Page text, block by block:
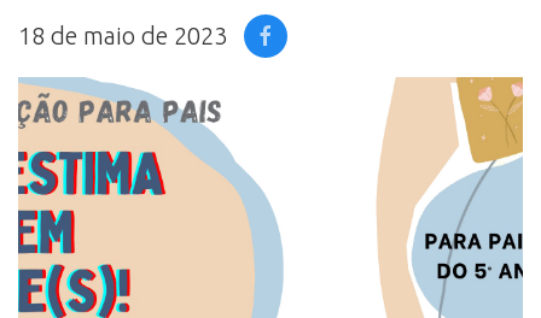
18 de maio de 2023